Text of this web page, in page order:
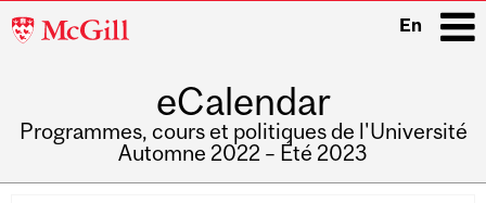
McGill
En
eCalendar
Programmes, cours et politiques de l'Université
Automne 2022 – Été 2023